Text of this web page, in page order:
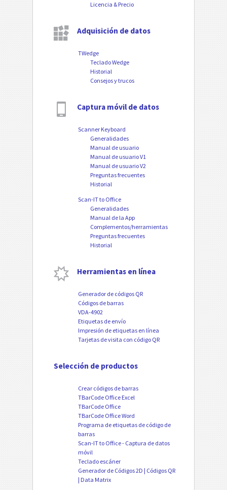
Licencia & Precio
Adquisición de datos
TWedge
Teclado Wedge
Historial
Consejos y trucos
Captura móvil de datos
Scanner Keyboard
Generalidades
Manual de usuario
Manual de usuario V1
Manual de usuario V2
Preguntas frecuentes
Historial
Scan-IT to Office
Generalidades
Manual de la App
Complementos/herramientas
Preguntas frecuentes
Historial
Herramientas en línea
Generador de códigos QR
Códigos de barras
VDA-4902
Etiquetas de envío
Impresión de etiquetas en línea
Tarjetas de visita con código QR
Selección de productos
Crear códigos de barras
TBarCode Office Excel
TBarCode Office
TBarCode Office Word
Programa de etiquetas de código de
barras
Scan-IT to Office - Captura de datos
móvil
Teclado escáner
Generador de Códigos 2D | Códigos QR
| Data Matrix